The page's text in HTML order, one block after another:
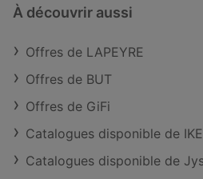
À découvrir aussi
Offres de LAPEYRE
Offres de BUT
Offres de GiFi
Catalogues disponible de
Catalogues disponible de